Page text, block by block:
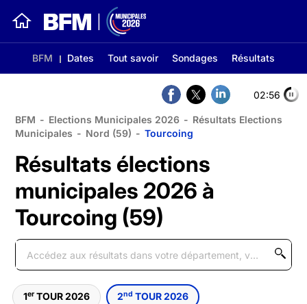
BFM Dates Tout savoir Sondages Résultats
02:56
BFM - Elections Municipales 2026 - Résultats Elections
Municipales - Nord (59) - Tourcoing
Résultats élections
municipales 2026 à
Tourcoing (59)
1er TOUR 2026 2nd TOUR 2026